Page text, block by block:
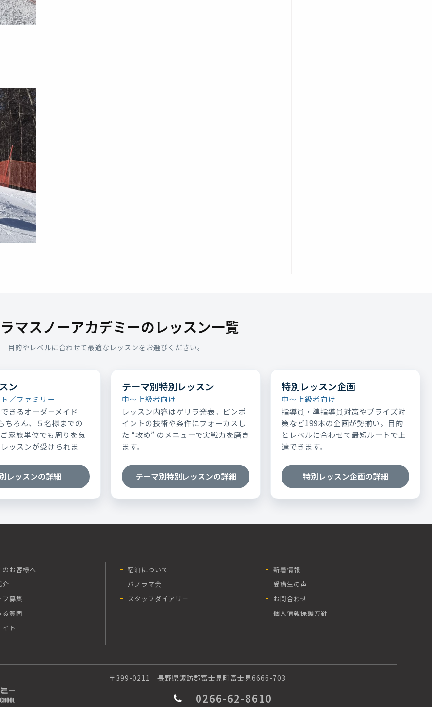
マスノーアカデミーのレッスン一覧
目的やレベルに合わせて最適なレッスンをお選びください。
ン
／ファミリー
きるオーダーメイド
ちろん、５名様までの
家族単位でも周りを気
ッスンが受けられま
レッスンの詳細
テーマ別特別レッスン
中～上級者向け
レッスン内容はゲリラ発表。ピンポ
イントの技術や条件にフォーカスし
た “攻め” のメニューで実戦力を磨き
ます。
テーマ別特別レッスンの詳細
特別レッスン企画
中～上級者向け
指導員・準指導員対策やプライズ対
策など199本の企画が勢揃い。目的
とレベルに合わせて最短ルートで上
達できます。
特別レッスン企画の詳細
のお客様へ
介
フ募集
る質問
ト
宿泊について
パノラマ会
スタッフダイアリー
新着情報
受講生の声
お問合わせ
個人情報保護方針
〒399-0211 長野県諏訪郡富士見町富士見6666-703
0266-62-8610